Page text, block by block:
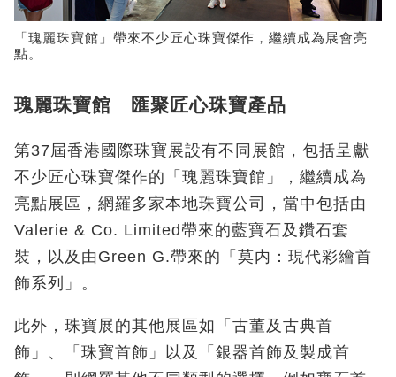
「瑰麗珠寶館」帶來不少匠心珠寶傑作，繼續成為展會亮
點。
瑰麗珠寶館 匯聚匠心珠寶產品
第37屆香港國際珠寶展設有不同展館，包括呈獻
不少匠心珠寶傑作的「瑰麗珠寶館」，繼續成為
亮點展區，網羅多家本地珠寶公司，當中包括由
Valerie & Co. Limited帶來的藍寶石及鑽石套
裝，以及由Green G.帶來的「莫内：現代彩繪首
飾系列」。
此外，珠寶展的其他展區如「古董及古典首
飾」、「珠寶首飾」以及「銀器首飾及製成首